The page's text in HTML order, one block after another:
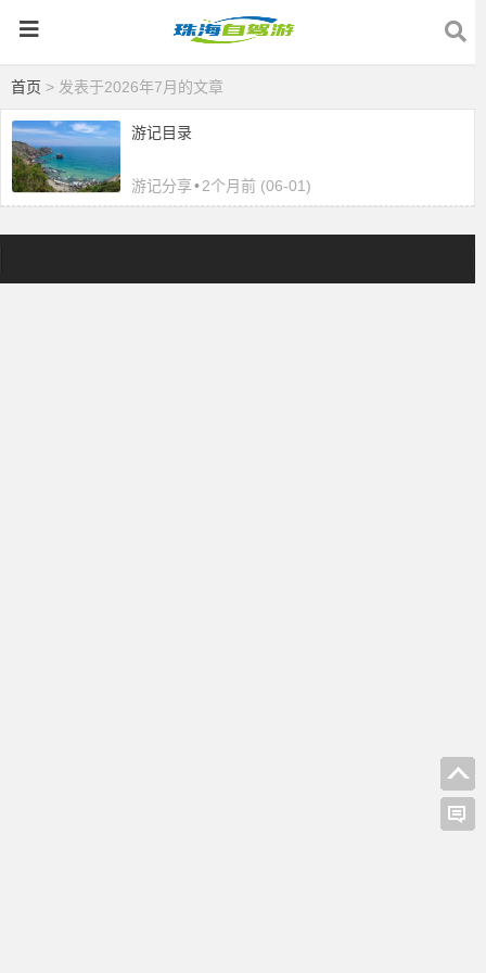
首页 > 发表于2026年7月的文章
游记目录
游记分享•2个月前 (06-01)